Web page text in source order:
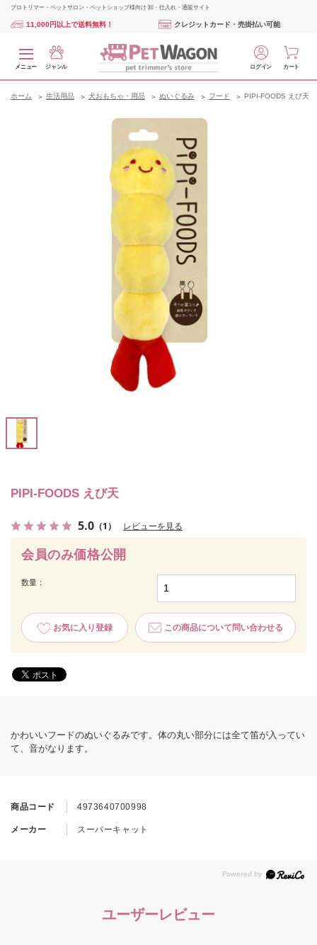
プロトリマー・ペットサロン・ペットショップ様向け 卸・仕入れ・通販サイト
11,000円以上で送料無料！ クレジットカード・売掛払い可能
メニュー ジャンル ログイン カート
ホーム 生活用品 犬おもちゃ・用品 ぬいぐるみ フード PIPI‐FOODS えび天
PIPI‐FOODS えび天
5.0 （1） レビューを見る
会員のみ価格公開
数量：
お気に入り登録 この商品について問い合わせる
商品コード 4973640700998
メーカー スーパーキャット
かわいいフードのぬいぐるみです。体の丸い部分には全て笛が入ってい
て、音がなります。
ユーザーレビュー